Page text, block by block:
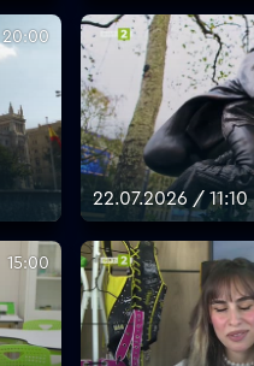
20:00
22.07.2026 / 11:10
15:00